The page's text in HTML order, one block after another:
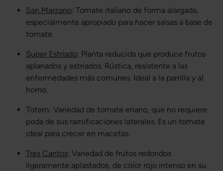
San Marzano: Tomate italiano de forma alargada,
especialmente apropiado para hacer salsas a base de
tomate.
Super Estriado: Planta reducida que produce frutos
aplanados y estriados. Rústica, resistente a las
enfermedades más comunes. Ideal a la parrilla y al
horno.
Totem: Variedad de tomate enano, que no requiere
poda de sus ramificaciones laterales. Es un tomate
ideal para crecer en macetas.
Tres Cantos: Variedad de frutos redondos
ligeramente aplastados, de color rojo intenso en su